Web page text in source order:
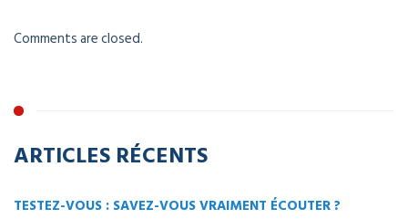
Comments are closed.
ARTICLES RÉCENTS
TESTEZ-VOUS : SAVEZ-VOUS VRAIMENT ÉCOUTER ?